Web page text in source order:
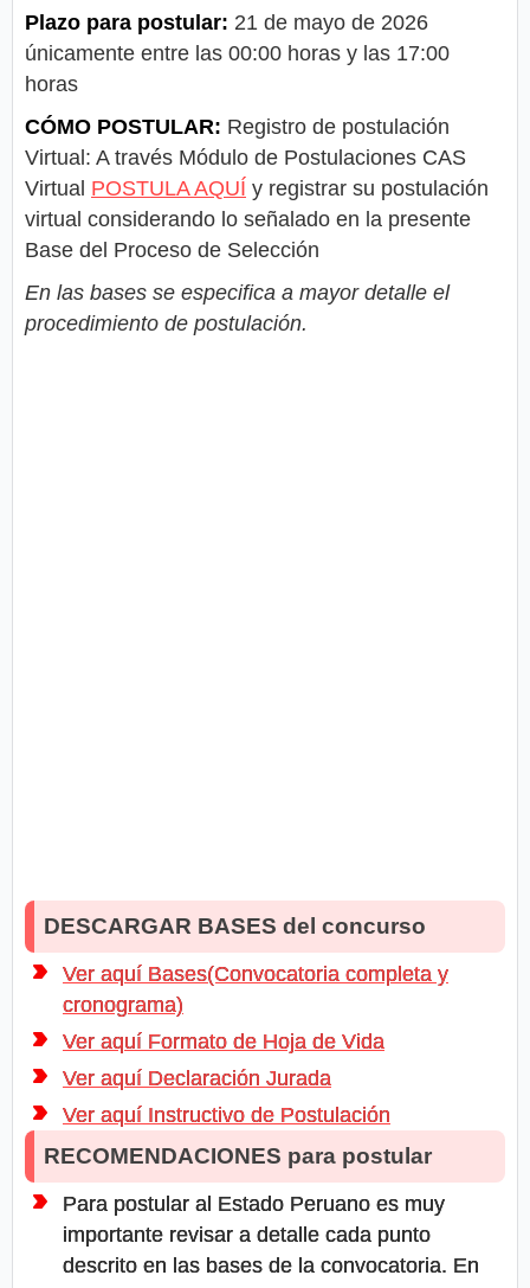
Plazo para postular: 21 de mayo de 2026
únicamente entre las 00:00 horas y las 17:00
horas
CÓMO POSTULAR: Registro de postulación
Virtual: A través Módulo de Postulaciones CAS
Virtual POSTULA AQUÍ y registrar su postulación
virtual considerando lo señalado en la presente
Base del Proceso de Selección
En las bases se especifica a mayor detalle el
procedimiento de postulación.
DESCARGAR BASES del concurso
Ver aquí Bases(Convocatoria completa y
cronograma)
Ver aquí Formato de Hoja de Vida
Ver aquí Declaración Jurada
Ver aquí Instructivo de Postulación
RECOMENDACIONES para postular
Para postular al Estado Peruano es muy
importante revisar a detalle cada punto
descrito en las bases de la convocatoria. En